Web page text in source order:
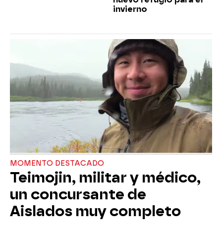
invierno
MOMENTO DESTACADO
Teimojin, militar y médico,
un concursante de
Aislados muy completo